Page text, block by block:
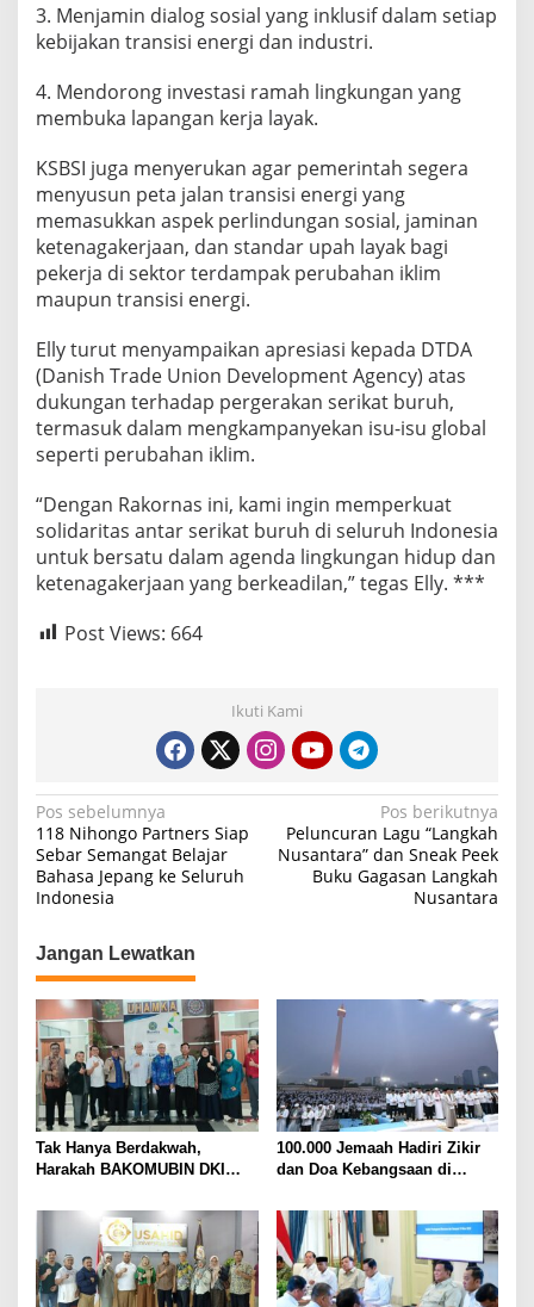
3. Menjamin dialog sosial yang inklusif dalam setiap
kebijakan transisi energi dan industri.
4. Mendorong investasi ramah lingkungan yang
membuka lapangan kerja layak.
KSBSI juga menyerukan agar pemerintah segera
menyusun peta jalan transisi energi yang
memasukkan aspek perlindungan sosial, jaminan
ketenagakerjaan, dan standar upah layak bagi
pekerja di sektor terdampak perubahan iklim
maupun transisi energi.
Elly turut menyampaikan apresiasi kepada DTDA
(Danish Trade Union Development Agency) atas
dukungan terhadap pergerakan serikat buruh,
termasuk dalam mengkampanyekan isu-isu global
seperti perubahan iklim.
“Dengan Rakornas ini, kami ingin memperkuat
solidaritas antar serikat buruh di seluruh Indonesia
untuk bersatu dalam agenda lingkungan hidup dan
ketenagakerjaan yang berkeadilan,” tegas Elly. ***
Post Views: 664
Ikuti Kami
N
a
v
g
a
s
i
p
o
s
Pos sebelumnya
118 Nihongo Partners Siap
Sebar Semangat Belajar
Bahasa Jepang ke Seluruh
Indonesia
Pos berikutnya
Peluncuran Lagu “Langkah
Nusantara” dan Sneak Peek
Buku Gagasan Langkah
Nusantara
Jangan Lewatkan
Tak Hanya Berdakwah,
Harakah BAKOMUBIN DKI
Advokasi dan Paralegal
Bersama LKLH FH UHAMKA
100.000 Jemaah Hadiri Zikir
dan Doa Kebangsaan di
Kemerdekaan Indonesia